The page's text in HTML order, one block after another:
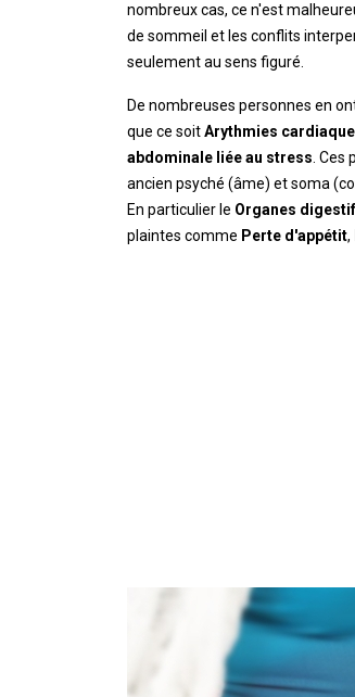
nombreux cas, ce n'est
de sommeil et les conflits
seulement au sens figuré.
De nombreuses personnes en
que ce soitArythmies
abdominale liée au stress .
ancien psyché (âme) et soma
En particulier le Organes
plaintes comme Perte d'appétit,